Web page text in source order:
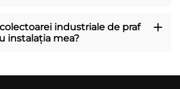
industriale de praf
instalația mea?